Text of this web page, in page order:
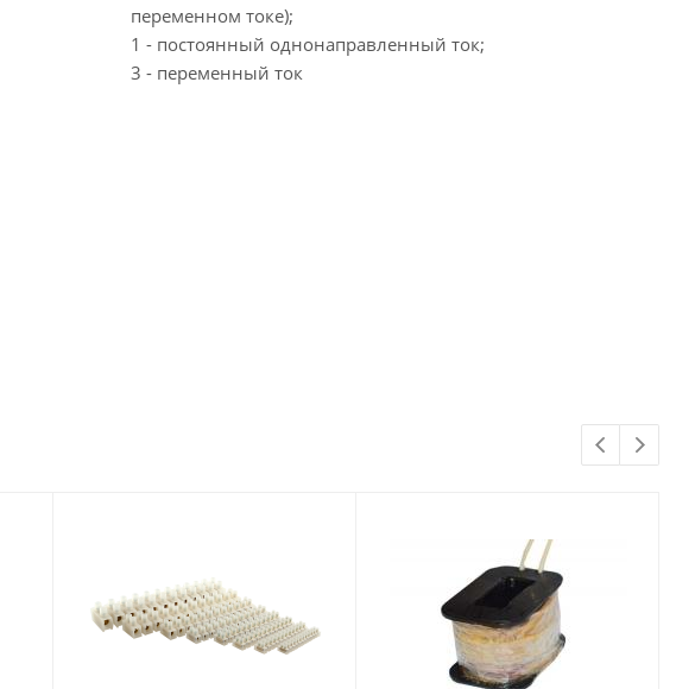
переменном токе);
1 - постоянный однонаправленный ток;
3 - переменный ток